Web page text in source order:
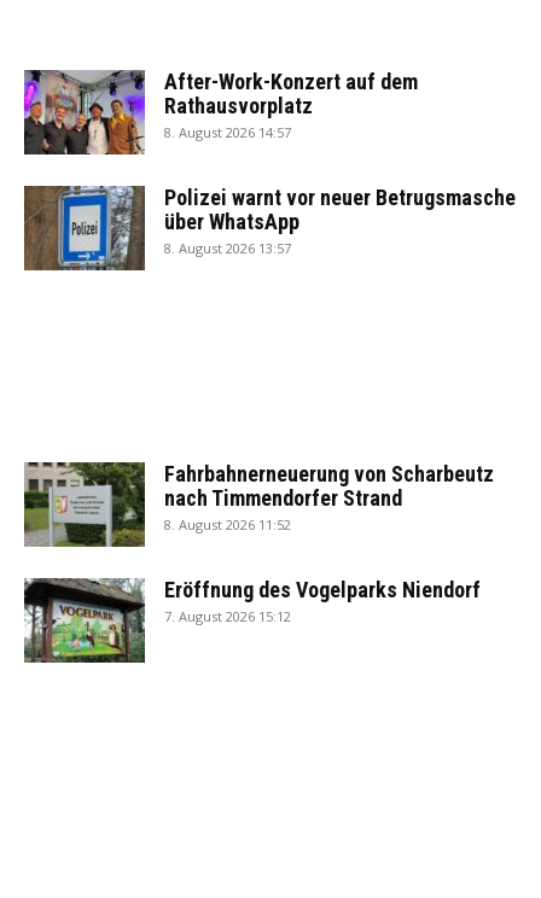
After-Work-Konzert auf dem
Rathausvorplatz
8. August 2026 14:57
Polizei warnt vor neuer Betrugsmasche
über WhatsApp
8. August 2026 13:57
Fahrbahnerneuerung von Scharbeutz
nach Timmendorfer Strand
8. August 2026 11:52
Eröffnung des Vogelparks Niendorf
7. August 2026 15:12